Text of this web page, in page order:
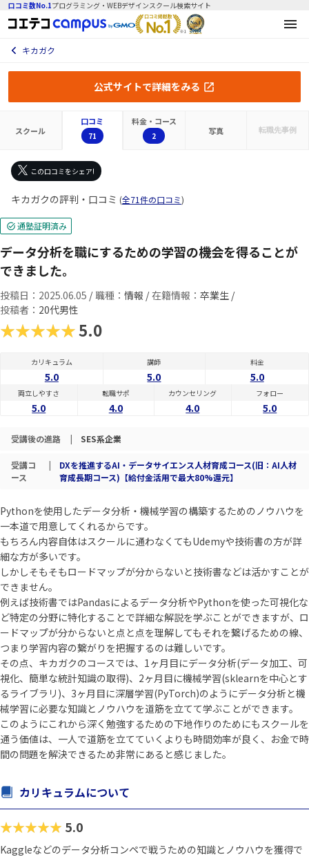
口コミ数No.1プログラミング・WEBデザインスクール検索サイト
キカガク
公式サイトで詳細をみる
スクール
口コミ
71
料金・コース
2 写真 転職先事例
この口コミをシェア!
キカガクの評判・口コミ (全71件の口コミ)
通塾証明済み
データ分析を職にするための学習の機会を得ることが
できました。
投稿日：2025.06.05 / 職種： 情報 / 在籍情報： 卒業生 /
投稿者： 20代男性
★★★★★5.0
カリキュラム
5.0
講師
5.0
料金
5.0
両立しやすさ
5.0
転職サポ
4.0
カウンセリング
4.0
フォロー
5.0
受講後の進路 | SES系企業
受講コ
ース
|
DXを推進するAI・データサイエンス人材育成コース(旧：AI人材
育成長期コース)【給付金活用で最大80%還元】
Pythonを使用したデータ分析・機械学習の構築するためのノウハウを
一本道で用意してくれるからです。
もちろん内容自体はスクールに通わなくてもUdemyや技術書の方が詳
細な方が多いです。
しかしそもそもロードマップが分からないと技術書などは活かすことが
できません。
例えば技術書ではPandasによるデータ分析やPythonを使った可視化な
ど特定の分野に特化することで詳細な解説を学ぶことができますが、ロ
ードマップが分からないと点と点を理解してもそれを繋げるための線、
つまり学習内容の繋がりを把握するのは難しいです。
その点、キカガクのコースでは、1ヶ月目にデータ分析(データ加工、可
視化、簡単な統計知識の取得)、2ヶ月目に機械学習(sklearnを中心とす
るライブラリ)、3ヶ月目に深層学習(PyTorch)のようにデータ分析と機
械学習に必要な知識とノウハウを道筋を立てて学ぶことができます。
このようにこれから深く勉強するための下地作りのためにもスクールを
通う価値は、一人で道筋を立てていくよりも時間効率が良く、お金で時
間の問題を解決できるため非常にあると感じました。
カリキュラムについて
★★★★★ 5.0
Kaggleなどのデータ分析コンペで戦うための知識とノウハウを獲得で